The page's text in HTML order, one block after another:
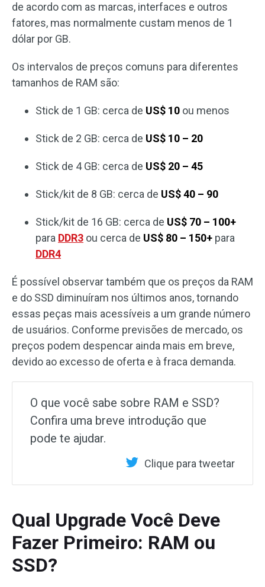
de acordo com as marcas, interfaces e outros
fatores, mas normalmente custam menos de 1
dólar por GB.
Os intervalos de preços comuns para diferentes
tamanhos de RAM são:
Stick de 1 GB: cerca de US$ 10 ou menos
Stick de 2 GB: cerca de US$ 10 – 20
Stick de 4 GB: cerca de US$ 20 – 45
Stick/kit de 8 GB: cerca de US$ 40 – 90
Stick/kit de 16 GB: cerca de US$ 70 – 100+
para DDR3 ou cerca de US$ 80 – 150+ para
DDR4
É possível observar também que os preços da RAM
e do SSD diminuíram nos últimos anos, tornando
essas peças mais acessíveis a um grande número
de usuários. Conforme previsões de mercado, os
preços podem despencar ainda mais em breve,
devido ao excesso de oferta e à fraca demanda.
O que você sabe sobre RAM e SSD?
Confira uma breve introdução que
pode te ajudar.
Clique para tweetar
Qual Upgrade Você Deve
Fazer Primeiro: RAM ou
SSD?